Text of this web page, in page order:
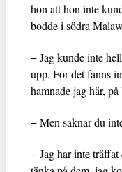
hon att hon inte
bodde i södra
− Jag kunde inte
upp. För det fanns
hamnade jag här, på
− Men saknar du
− Jag har inte träffat